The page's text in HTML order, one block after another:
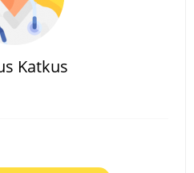
Katkus